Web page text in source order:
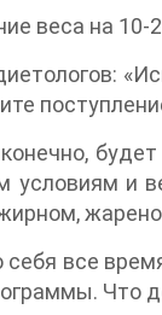
веса на 10-
условиям и
все
Что